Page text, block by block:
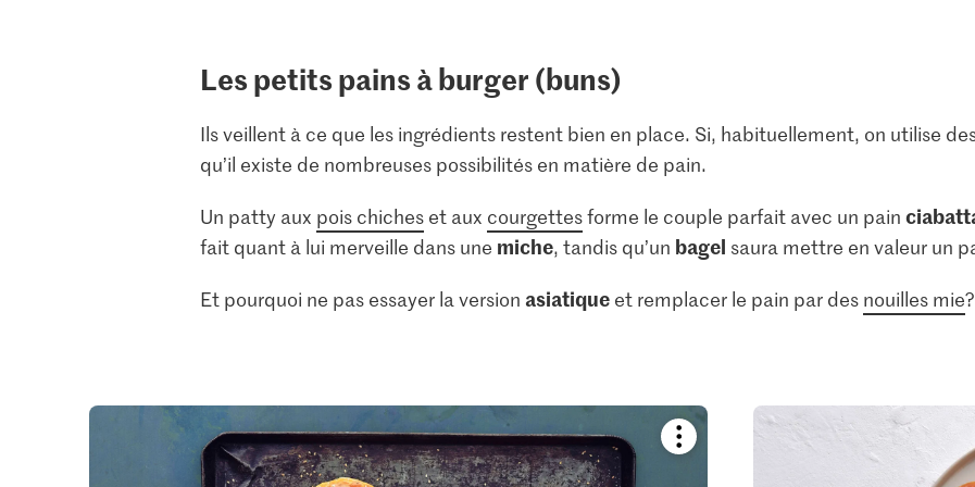
Les petits pains à burger (buns)
Ils veillent à ce que les ingrédients restent bien en place. Si, habituellement, on utilise
qu’il existe de nombreuses possibilités en matière de pain.
Un patty aux pois chicheset aux courgettesforme le couple parfait avec un pain
fait quant à lui merveille dans une miche, tandis qu’un bagel saura mettre en valeur un
Et pourquoi ne pas essayer la version asiatiqueet remplacer le pain par des nouilles mie?
Bookmark
recipe